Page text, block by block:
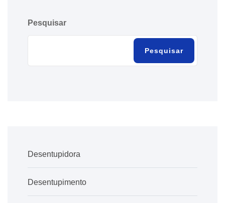
Pesquisar
Pesquisar
Desentupidora
Desentupimento